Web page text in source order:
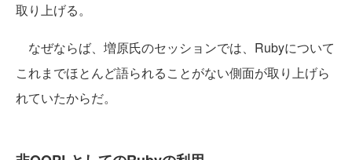
取り上げる。
なぜならば、増原氏のセッションでは、Rubyについて
これまでほとんど語られることがない側面が取り上げら
れていたからだ。